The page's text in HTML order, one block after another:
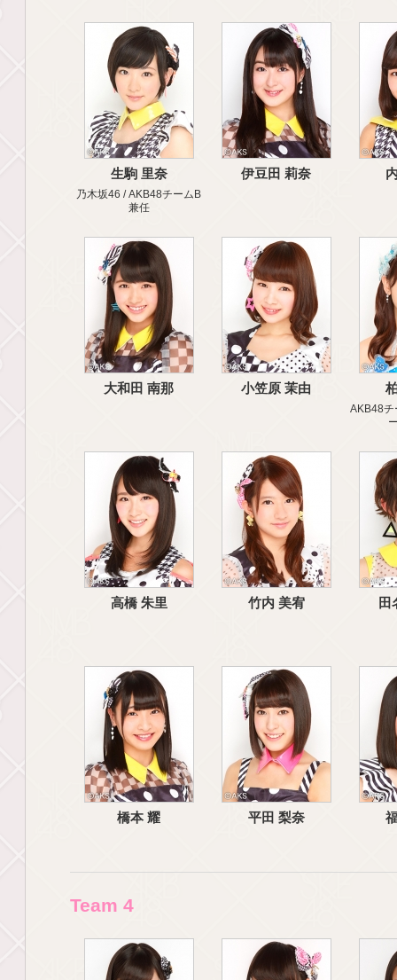
生駒 里奈
乃木坂46 / AKB48チームB
兼任
伊豆田 莉奈
大和田 南那 小笠原 茉由
AKB48チ
高橋 朱里 竹内 美宥 田
橋本 耀 平田 梨奈
Team 4